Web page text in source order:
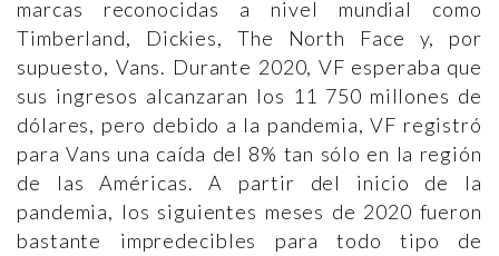
marcas reconocidas a nivel mundial como
Timberland, Dickies, The North Face y, por
supuesto, Vans. Durante 2020, VF esperaba que
sus ingresos alcanzaran los 11 750 millones de
dólares, pero debido a la pandemia, VF registró
para Vans una caída del 8% tan sólo en la región
de las Américas. A partir del inicio de la
pandemia, los siguientes meses de 2020 fueron
bastante impredecibles para todo tipo de